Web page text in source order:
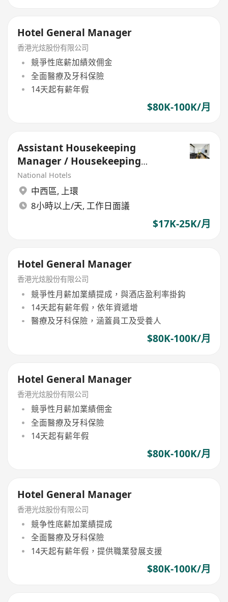
Hotel General Manager
香港光炫股份有限公司
競爭性底薪加績效佣金
全面醫療及牙科保險
14天起有薪年假
$80K-100K/月
Assistant Housekeeping
Manager / Housekeeping
Supervisor (Hotel)
National Hotels
中西區, 上環
8小時以上/天, 工作日面議
$17K-25K/月
Hotel General Manager
香港光炫股份有限公司
競爭性月薪加業績提成，與酒店盈利率掛鈎
14天起有薪年假，依年資遞增
醫療及牙科保險，涵蓋員工及受養人
$80K-100K/月
Hotel General Manager
香港光炫股份有限公司
競爭性月薪加業績佣金
全面醫療及牙科保險
14天起有薪年假
$80K-100K/月
Hotel General Manager
香港光炫股份有限公司
競争性底薪加業績提成
全面醫療及牙科保險
14天起有薪年假，提供職業發展支援
$80K-100K/月